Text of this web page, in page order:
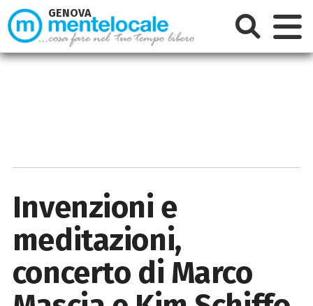
Invenzioni e
meditazioni,
concerto di Marco
GENOVA